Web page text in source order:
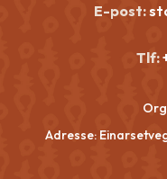
E-post:
Tlf:
Adresse: